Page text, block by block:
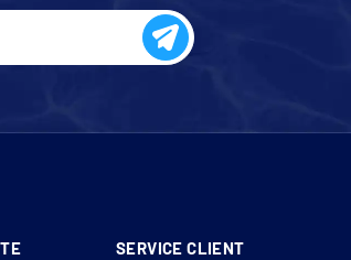
SERVICE CLIENT